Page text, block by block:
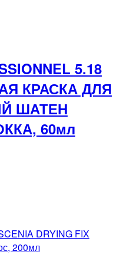
5.18
КРАСКА ДЛЯ
ШАТЕН
60мл
DRYING FIX
200мл